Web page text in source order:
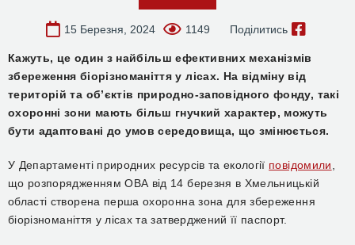
15 Березня, 2024 1149 Поділитись
Кажуть, це один з найбільш ефективних механізмів
збереження біорізноманіття у лісах. На відміну від
територій та об’єктів природно-заповідного фонду, такі
охоронні зони мають більш гнучкий характер, можуть
бути адаптовані до умов середовища, що змінюється.
У Департаменті природних ресурсів та екології повідомили
що розпорядженням ОВА від 14 березня в Хмельницькій
області створена перша охоронна зона для збереження
біорізноманіття у лісах та затверджений її паспорт.